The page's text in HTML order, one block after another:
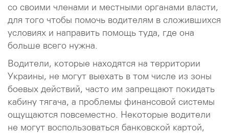
со своими членами и местными органами власти,
для того чтобы помочь водителям в сложившихся
условиях и направить помощь туда, где она
больше всего нужна.
Водители, которые находятся на территории
Украины, не могут выехать в том числе из зоны
боевых действий, часто им запрещают покидать
кабину тягача, а проблемы финансовой системы
ощущаются повсеместно. Некоторые водители
не могут воспользоваться банковской картой,